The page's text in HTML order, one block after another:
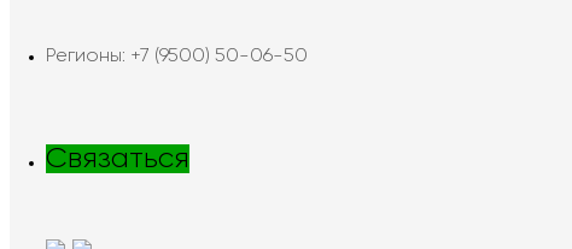
Регионы: +7 (9500) 50-06-50
Связаться